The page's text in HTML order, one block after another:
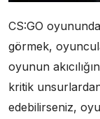
CS:GO
görmek,
oyunun
kritik
edebilirseniz,